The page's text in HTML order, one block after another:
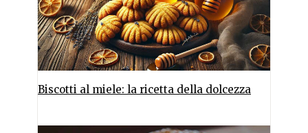
Biscotti al miele: la ricetta della dolcezza